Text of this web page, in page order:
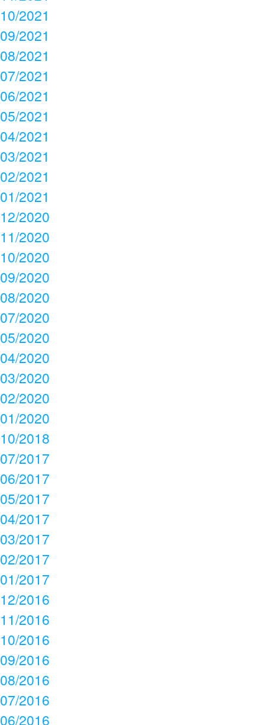
10/2021
09/2021
08/2021
07/2021
06/2021
05/2021
04/2021
03/2021
02/2021
01/2021
12/2020
11/2020
10/2020
09/2020
08/2020
07/2020
05/2020
04/2020
03/2020
02/2020
01/2020
10/2018
07/2017
06/2017
05/2017
04/2017
03/2017
02/2017
01/2017
12/2016
11/2016
10/2016
09/2016
08/2016
07/2016
06/2016